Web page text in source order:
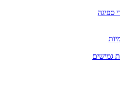
ספיגה
גמישים